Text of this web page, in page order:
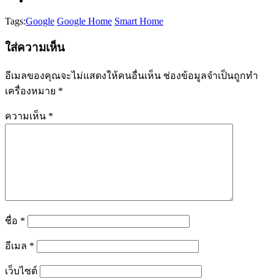
Tags:Google Google Home Smart Home
ใส่ความเห็น
อีเมลของคุณจะไม่แสดงให้คนอื่นเห็น ช่องข้อมูลจำเป็นถูกทำ
เครื่องหมาย *
ความเห็น *
ชื่อ *
อีเมล *
เว็บไซต์